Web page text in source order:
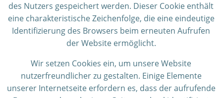
des Nutzers gespeichert werden. Dieser Cookie enthält
eine charakteristische Zeichenfolge, die eine eindeutige
Identifizierung des Browsers beim erneuten Aufrufen
der Website ermöglicht.
Wir setzen Cookies ein, um unsere Website
nutzerfreundlicher zu gestalten. Einige Elemente
unserer Internetseite erfordern es, dass der aufrufende